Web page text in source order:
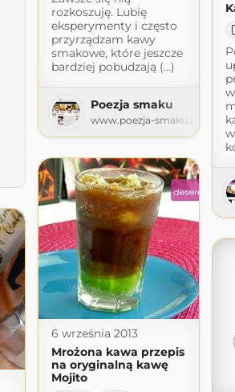
rozkoszuję. Lubię
eksperymenty i często
przyrządzam kawy
smakowe, które jeszcze
bardziej pobudzają (...)
Poezja smaku
www.poezja-smaku.pl
6 września 2013
Mrożona kawa przepis
na oryginalną kawę
Mojito